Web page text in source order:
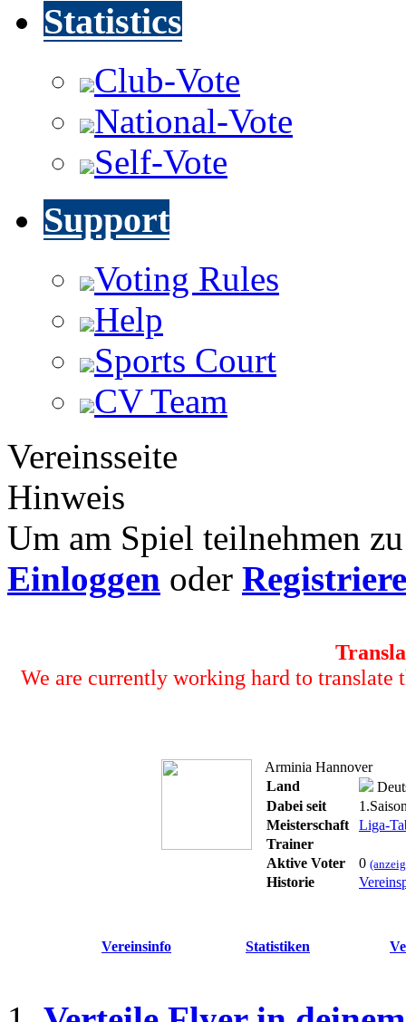
Statistics
Club-Vote
National-Vote
Self-Vote
Support
Voting Rules
Help
Sports Court
CV Team
Vereinsseite
Hinweis
Um am Spiel teilnehmen
Einloggen oder
We are currently working hard to translate
Arminia Hannover
Land
Dabei seit
Meisterschaft
Liga-
Trainer
Aktive Voter
0
Historie
Vereinsinfo Statistiken